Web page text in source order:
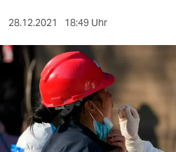
sport
berlin
nord
wahrheit
28.12.2021 18:49 Uhr